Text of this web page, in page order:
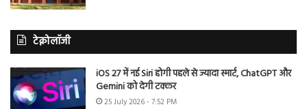
टेक्नोलॉजी
iOS 27 में नई Siri होगी पहले से ज्यादा स्मार्ट, ChatGPT और
Gemini को देगी टक्कर
25 July 2026 - 7:52 PM